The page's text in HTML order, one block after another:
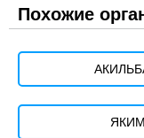
Похожие